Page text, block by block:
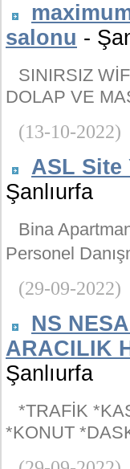
salonu -
SINIRSIZ
DOLAP VE
(13-10-2022)
ASL Site
Şanlıurfa
Bina
Personel
(29-09-2022)
NS
ARACILIK
Şanlıurfa
*TRAFİK
*KONUT